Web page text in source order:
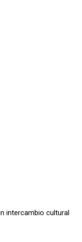
intercambio cultural